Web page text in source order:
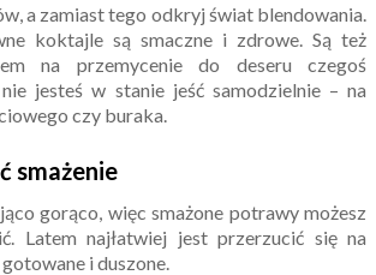
a zamiast tego odkryj świat blendowania.
koktajle są smaczne i zdrowe. Są też
na przemycenie do deseru czegoś
jesteś w stanie jeść samodzielnie – na
czy buraka.
smażenie
gorąco, więc smażone potrawy możesz
Latem najłatwiej jest przerzucić się na
i duszone.